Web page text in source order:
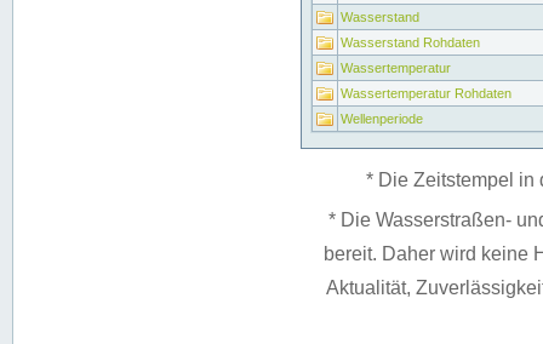
Wasserstand
Wasserstand Rohdaten
Wassertemperatur
Wassertemperatur Rohdaten
Wellenperiode
* Die Zeitstempel in
* Die Wasserstraßen-
bereit. Daher wird keine
Aktualität,